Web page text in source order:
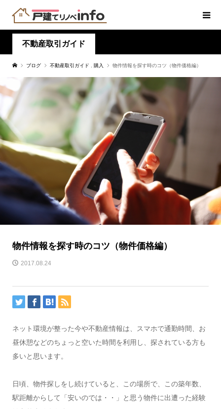
不動産取引ガイド
ブログ 不動産取引ガイド 購入 物件情報を探す時のコツ（物件価格編）
物件情報を探す時のコツ（物件価格編）
2017.08.24
ネット環境が整った今や不動産情報は、スマホで通勤時間、お
昼休憩などのちょっと空いた時間を利用し、探されている方も
多いと思います。
日頃、物件探しをし続けていると、この場所で、この築年数、
駅距離からして「安いのでは・・」と思う物件に出遭った経験